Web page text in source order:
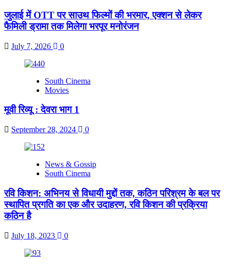
जुलाई में OTT पर साउथ फिल्मों की भरमार, एक्शन से लेकर
फैमिली ड्रामा तक मिलेगा भरपूर मनोरंजन
July 7, 2026 0
South Cinema
Movies
मूवी रिव्यू : देवरा भाग 1
September 28, 2024 0
News & Gossip
South Cinema
रवि किशन: अभिनय से विधायी मुद्दों तक, कठिन परिश्रम के बल पर
स्थापित प्रगति का एक और उदाहरण, रवि किशन की प्रक्रिया
कठिन है
July 18, 2023 0